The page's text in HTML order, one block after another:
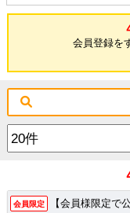
会員登録を
会員限定 【会員様限定で